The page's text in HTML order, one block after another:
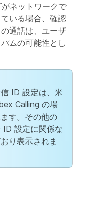
ネットワークで
いる場合、確認
通話は、ユーザ
ムの可能性とし
ID 設定は、米
Calling の場
す。その他の
ID 設定に関係な
り表示されま